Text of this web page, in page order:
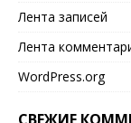
Лента записей
Лента
WordPress.org